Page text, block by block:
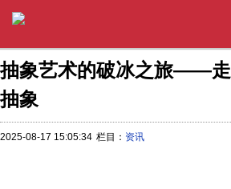
抽象艺术的破冰之旅——
抽象
2025-08-17 15:05:34 栏目： 资讯